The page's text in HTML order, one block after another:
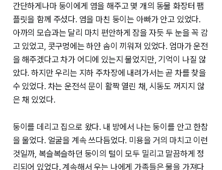
간단하게나마 둥이에게 염을 해주고 몇 개의 동물 화장터 팸
플릿을 함께 주셨다. 염을 마친 둥이는 아빠가 안고 있었다.
아까의 모습과는 달리 마치 편안하게 잠을 자듯 두 눈을 꼭 감
고 있었고, 콧구멍에는 하얀 솜이 끼워져 있었다. 엄마가 운전
을 해주겠다고 차가 어디에 있는지 물었지만, 기억이 나질 않
았다. 하지만 우리는 지하 주차장에 내려가서는 곧 차를 찾을
수 있었다. 차는 운전석 문이 활짝 열린 채, 시동도 꺼지지 않
은 채 있었다.
둥이를 데리고 집으로 왔다. 내 방에서 나는 둥이를 안고 한참
을 울었다. 얼굴을 계속 쓰다듬었다. 미용을 거의 마치고 이런
것일까, 복슬복슬하던 둥이의 털이 모두 밀리고 말끔하게 정
리되어 있었다. 계속해서 우는 나에게 가족들은 물을 가져다